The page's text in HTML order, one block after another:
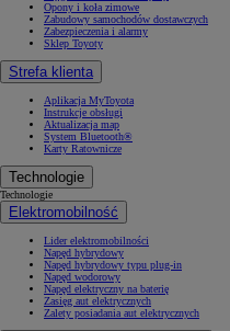
Opony i koła zimowe
Zabudowy samochodów dostawczych
Zabezpieczenia i alarmy
Sklep Toyoty
Strefa klienta
Aplikacja MyToyota
Instrukcje obsługi
Aktualizacja map
System Bluetooth®
Karty Ratownicze
Technologie
Technologie
Elektromobilność
Lider elektromobilności
Napęd hybrydowy
Napęd hybrydowy typu plug-in
Napęd wodorowy
Napęd elektryczny na baterię
Zasięg aut elektrycznych
Zalety posiadania aut elektrycznych